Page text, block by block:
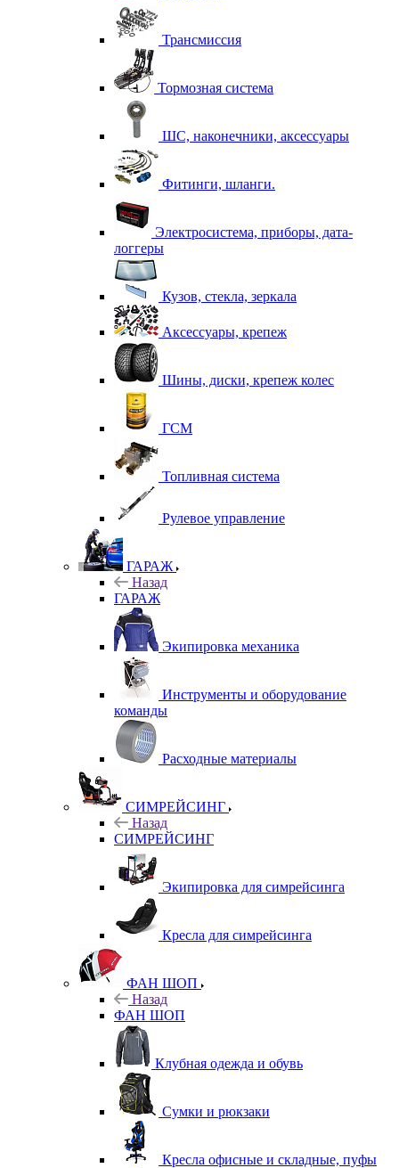
Трансмиссия
Тормозная система
ШС, наконечники, аксессуары
Фитинги, шланги.
Электросистема, приборы, дата-
логгеры
Кузов, стекла, зеркала
Аксессуары, крепеж
Шины, диски, крепеж колес
ГСМ
Топливная система
Рулевое управление
ГАРАЖ
Назад
ГАРАЖ
Экипировка механика
Инструменты и оборудование
команды
Расходные материалы
СИМРЕЙСИНГ
Назад
СИМРЕЙСИНГ
Экипировка для симрейсинга
Кресла для симрейсинга
ФАН ШОП
Назад
ФАН ШОП
Клубная одежда и обувь
Сумки и рюкзаки
Кресла офисные и складные, пуфы